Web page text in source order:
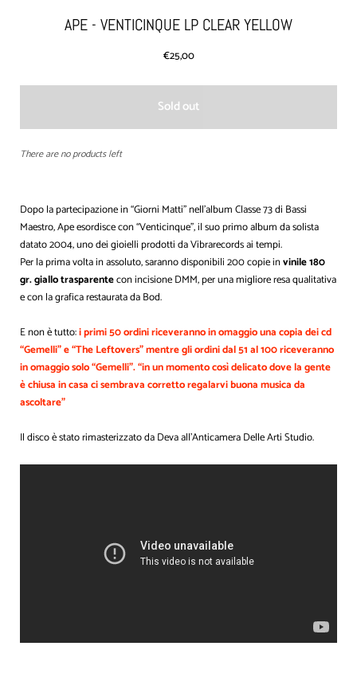
APE - VENTICINQUE LP CLEAR YELLOW
€25,00
Sold out
There are no products left
Dopo la partecipazione in “Giorni Matti” nell'album Classe 73 di Bassi
Maestro, Ape esordisce con “Venticinque”, il suo primo album da solista
datato 2004, uno dei gioielli prodotti da Vibrarecords ai tempi.
Per la prima volta in assoluto, saranno disponibili 200 copie invinile 180
gr. giallo trasparentecon incisione DMM, per una migliore resa qualitativa
e con la grafica restaurata da Bod.
E non è tutto:i primi 50 ordini riceveranno in omaggio una copia dei cd
“Gemelli” e “The Leftovers” mentre gli ordini dal 51 al 100 riceveranno
in omaggio solo “Gemelli”. “in un momento così delicato dove la gente
è chiusa in casa ci sembrava corretto regalarvi buona musica da
ascoltare”
Il disco è stato rimasterizzato da Deva all'Anticamera Delle Arti Studio.